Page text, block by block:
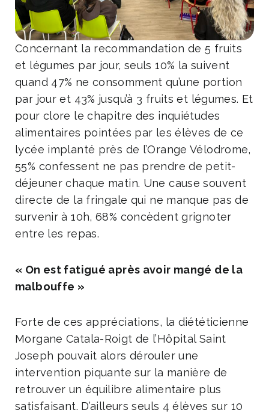
Concernant la recommandation de 5 fruits
et légumes par jour, seuls 10% la suivent
quand 47% ne consomment qu’une portion
par jour et 43% jusqu’à 3 fruits et légumes. Et
pour clore le chapitre des inquiétudes
alimentaires pointées par les élèves de ce
lycée implanté près de l’Orange Vélodrome,
55% confessent ne pas prendre de petit-
déjeuner chaque matin. Une cause souvent
directe de la fringale qui ne manque pas de
survenir à 10h, 68% concèdent grignoter
entre les repas.
« On est fatigué après avoir mangé de la
malbouffe »
Forte de ces appréciations, la diététicienne
Morgane Catala-Roigt de l’Hôpital Saint
Joseph pouvait alors dérouler une
intervention piquante sur la manière de
retrouver un équilibre alimentaire plus
satisfaisant. D’ailleurs seuls 4 élèves sur 10